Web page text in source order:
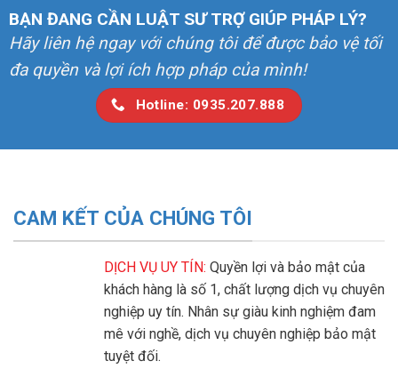
BẠN ĐANG CẦN LUẬT SƯ TRỢ GIÚP PHÁP LÝ?
Hãy liên hệ ngay với chúng tôi để được bảo vệ tối
đa quyền và lợi ích hợp pháp của mình!
Hotline: 0935.207.888
CAM KẾT CỦA CHÚNG TÔI
DỊCH VỤ UY TÍN: Quyền lợi và bảo mật của
khách hàng là số 1, chất lượng dịch vụ chuyên
nghiệp uy tín. Nhân sự giàu kinh nghiệm đam
mê với nghề, dịch vụ chuyên nghiệp bảo mật
tuyệt đối.